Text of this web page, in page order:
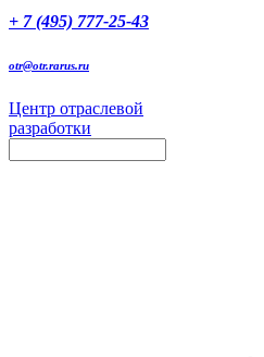
+ 7 (495) 777-25-43
otr@otr.rarus.ru
Центр отраслевой
разработки